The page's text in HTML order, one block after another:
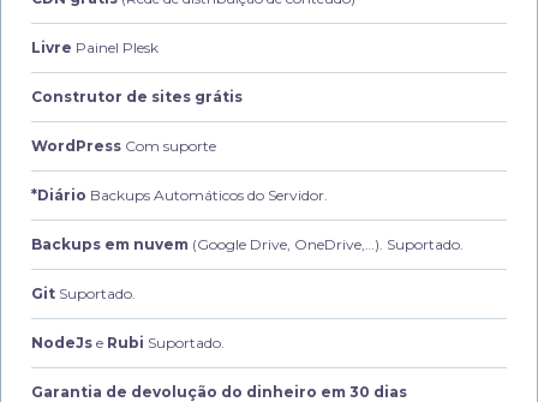
Livre Painel Plesk
Construtor de sites grátis
WordPress Com suporte
*Diário Backups Automáticos do Servidor.
Backups em nuvem (Google Drive, OneDrive,…). Suportado.
Git Suportado.
NodeJs e Rubi Suportado.
Garantia de devolução do dinheiro em 30 dias